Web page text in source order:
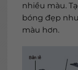
nhiều màu.
bóng đẹp
màu hơn.